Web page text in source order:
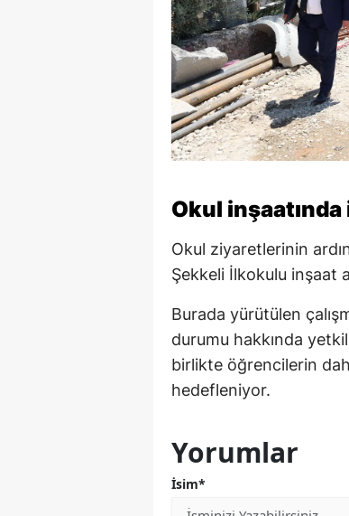
Okul
Okul ziyaretlerinin
Şekkeli İlkokulu inşaat
Burada yürütülen
durumu hakkında
birlikte öğrencilerin
hedefleniyor.
Yorumlar
İsim*